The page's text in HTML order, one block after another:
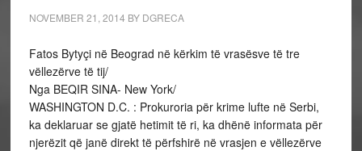
NOVEMBER 21, 2014 BY DGRECA
Fatos Bytyçi në Beograd në kërkim të vrasësve të tre
vëllezërve të tij/
Nga BEQIR SINA- New York/
WASHINGTON D.C. : Prokuroria për krime lufte në Serbi,
ka deklaruar se gjatë hetimit të ri, ka dhënë informata për
njerëzit që janë direkt të përfshirë në vrasjen e vëllezërve